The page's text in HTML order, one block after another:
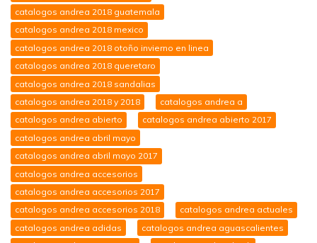
catalogos andrea 2018 guatemala
catalogos andrea 2018 mexico
catalogos andrea 2018 otoño invierno en linea
catalogos andrea 2018 queretaro
catalogos andrea 2018 sandalias
catalogos andrea 2018 y 2018
catalogos andrea a
catalogos andrea abierto
catalogos andrea abierto 2017
catalogos andrea abril mayo
catalogos andrea abril mayo 2017
catalogos andrea accesorios
catalogos andrea accesorios 2017
catalogos andrea accesorios 2018
catalogos andrea actuales
catalogos andrea adidas
catalogos andrea aguascalientes